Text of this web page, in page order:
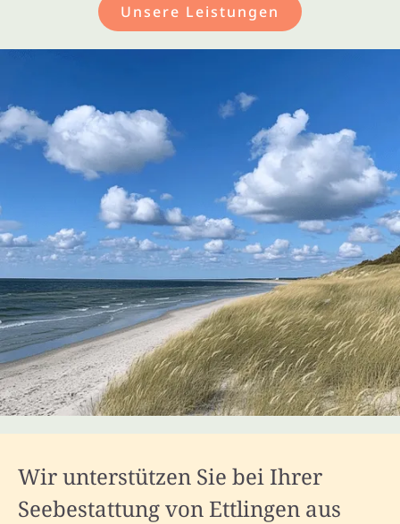
Unsere Leistungen
Wir unterstützen Sie bei Ihrer
Seebestattung von Ettlingen aus